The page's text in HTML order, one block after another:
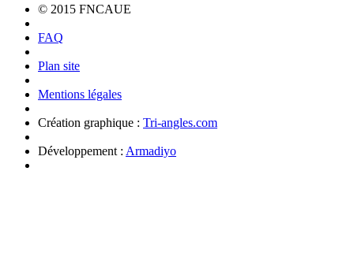
© 2015 FNCAUE
FAQ
Plan site
Mentions légales
Création graphique : Tri-angles.com
Développement : Armadiyo